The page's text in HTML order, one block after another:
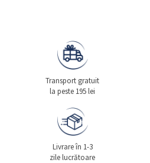
Transport gratuit
la peste 195 lei
Livrare în 1-3
zile lucrătoare